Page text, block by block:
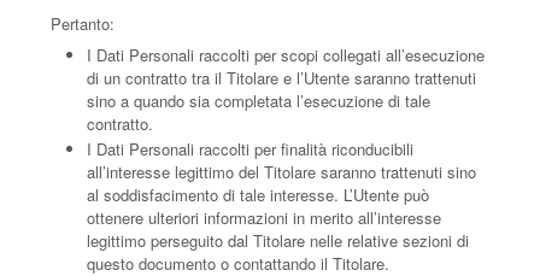
Pertanto:
I Dati Personali raccolti per scopi collegati all’esecuzione
di un contratto tra il Titolare e l’Utente saranno trattenuti
sino a quando sia completata l’esecuzione di tale
contratto.
I Dati Personali raccolti per finalità riconducibili
all’interesse legittimo del Titolare saranno trattenuti sino
al soddisfacimento di tale interesse. L’Utente può
ottenere ulteriori informazioni in merito all’interesse
legittimo perseguito dal Titolare nelle relative sezioni di
questo documento o contattando il Titolare.